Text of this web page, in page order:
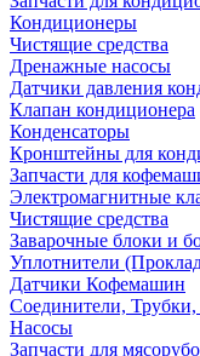
Кондиционеры
Чистящие средства
Дренажные насосы
Датчики давления
Клапан кондиционера
Конденсаторы
Кронштейны для
Запчасти для
Электромагнитные
Чистящие средства
Заварочные блоки и
Уплотнители
Датчики Кофемашин
Соединители,
Насосы
Запчасти для